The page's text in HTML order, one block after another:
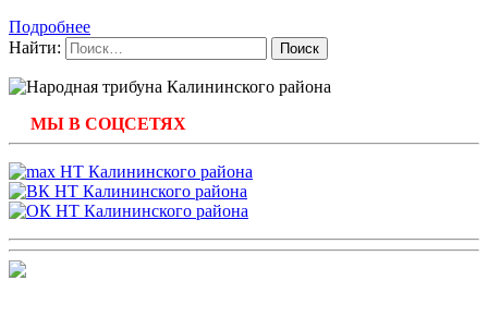
Подробнее
Найти:
МЫ В СОЦСЕТЯХ